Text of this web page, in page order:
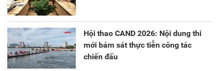
Hội thao CAND 2026: Nội dung thi
mới bám sát thực tiễn công tác
chiến đấu